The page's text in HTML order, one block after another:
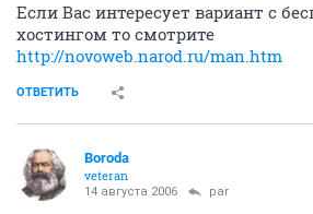
Если Вас интересует вариант с
хостингом то смотрите
http://novoweb.narod.ru/man.htm
ОТВЕТИТЬ
Boroda
veteran
14 августа 2006 par